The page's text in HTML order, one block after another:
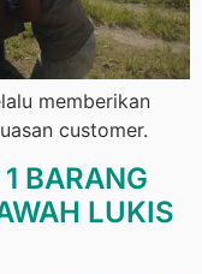
memberikan
customer.
BARANG
LUKIS